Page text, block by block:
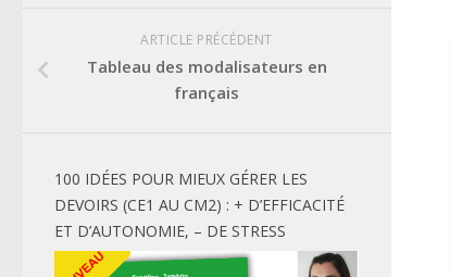
ARTICLE PRÉCÉDENT
Tableau des modalisateurs en
français
100 IDÉES POUR MIEUX GÉRER LES
DEVOIRS (CE1 AU CM2) : + D’EFFICACITÉ
ET D’AUTONOMIE, – DE STRESS